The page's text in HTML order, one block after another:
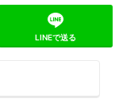
事に
LINEで送る